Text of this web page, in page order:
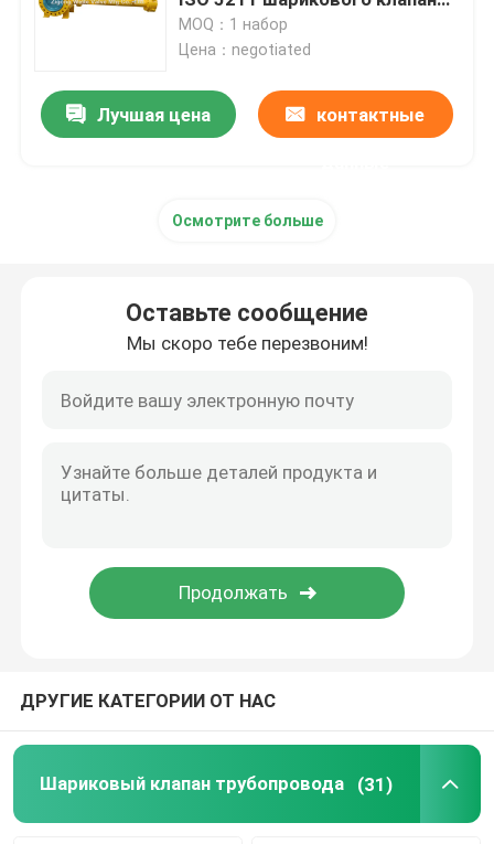
Шариковый клапан управляемый шестерней
Шариковый клапан углерода стальной служить
Полностью сваренный шариковый клапан
плавая шариковый клапан
Шариковый клапан установленный Trunnion
электрический шариковый клапан
Гидро клапаны силы
анти- статический подземный
MOQ：1 набор
Цена：negotiated
Лучшая цена контактные
Осмотрите больше
Оставьте сообщение
Мы скоро тебе перезвоним!
ДРУГИЕ КАТЕГОРИИ ОТ НАС
Шариковый клапан трубопровода (31)